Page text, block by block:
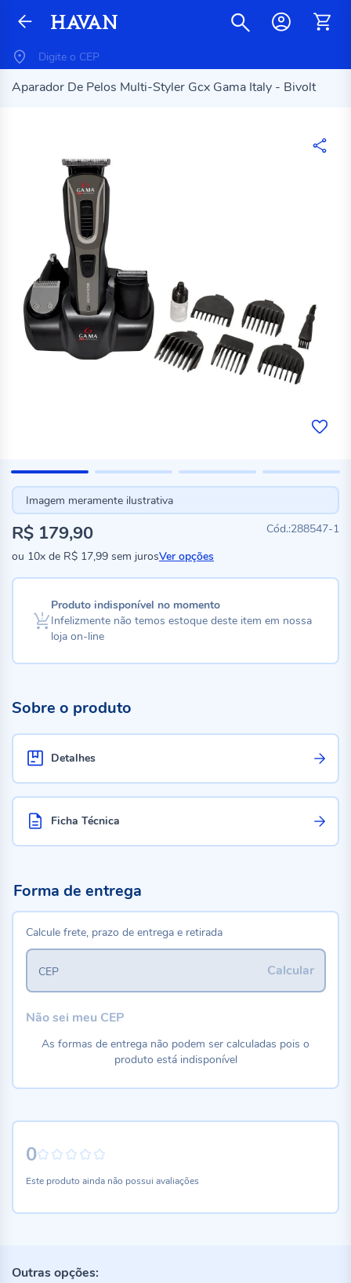
Aparador De Pelos Multi-Styler Gcx Gama Italy - Bivolt
Imagem meramente ilustrativa
288547-1
R$ 179,90
ou 10x de R$ 17,99 sem jurosVer opções
Produto indisponível no momento
Infelizmente não temos estoque deste item em nossa
loja on-line
Sobre o produto
Detalhes
Ficha Técnica
0
Este produto ainda não possui avaliações
Forma de entrega
Calcule frete, prazo de entrega e retirada
Calcular
CEP
Não sei meu CEP
As formas de entrega não podem ser calculadas pois o
produto está indisponível
Outras opções: